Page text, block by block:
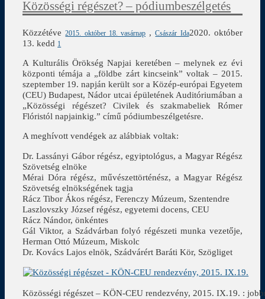
Közösségi régészet? – pódiumbeszélgetés
Közzétéve2015. október 18. vasárnap ,Császár Ida2020. október
13. kedd 1
A Kulturális Örökség Napjai keretében – melynek ez évi
központi témája a „földbe zárt kincseink” voltak – 2015.
szeptember 19. napján került sor a Közép-európai Egyetem
(CEU) Budapest, Nádor utcai épületének Auditóriumában a
„Közösségi régészet? Civilek és szakmabeliek Rómer
Flóristól napjainkig.” című pódiumbeszélgetésre.
A meghívott vendégek az alábbiak voltak:
Dr. Lassányi Gábor régész, egyiptológus, a Magyar Régész
Szövetség elnöke
Mérai Dóra régész, művészettörténész, a Magyar Régész
Szövetség elnökségének tagja
Rácz Tibor Ákos régész, Ferenczy Múzeum, Szentendre
Laszlovszky József régész, egyetemi docens, CEU
Rácz Nándor, önkéntes
Gál Viktor, a Szádvárban folyó régészeti munka vezetője,
Herman Ottó Múzeum, Miskolc
Dr. Kovács Lajos elnök, Szádvárért Baráti Kör, Szögliget
Közösségi régészet – KÖN-CEU rendezvény, 2015. IX.19. :